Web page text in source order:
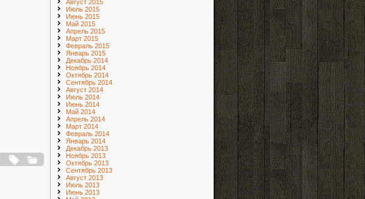
Август 2015
Июль 2015
Июнь 2015
Май 2015
Апрель 2015
Март 2015
Февраль 2015
Январь 2015
Декабрь 2014
Ноябрь 2014
Октябрь 2014
Сентябрь 2014
Август 2014
Июль 2014
Июнь 2014
Май 2014
Апрель 2014
Март 2014
Февраль 2014
Январь 2014
Декабрь 2013
Ноябрь 2013
Октябрь 2013
Сентябрь 2013
Август 2013
Июль 2013
Июнь 2013